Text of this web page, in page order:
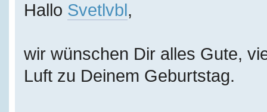
Hallo Svetlvbl ,
wir wünschen Dir alles Gute,
Luft zu Deinem Geburtstag.